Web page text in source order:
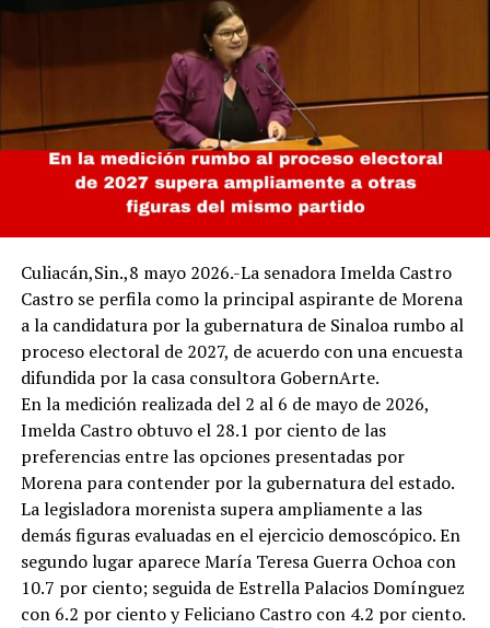
Culiacán,Sin.,8 mayo 2026.-La senadora Imelda Castro
Castro se perfila como la principal aspirante de Morena
a la candidatura por la gubernatura de Sinaloa rumbo al
proceso electoral de 2027, de acuerdo con una encuesta
difundida por la casa consultora GobernArte.
En la medición realizada del 2 al 6 de mayo de 2026,
Imelda Castro obtuvo el 28.1 por ciento de las
preferencias entre las opciones presentadas por
Morena para contender por la gubernatura del estado.
La legisladora morenista supera ampliamente a las
demás figuras evaluadas en el ejercicio demoscópico. En
segundo lugar aparece María Teresa Guerra Ochoa con
10.7 por ciento; seguida de Estrella Palacios Domínguez
con 6.2 por ciento y Feliciano Castro con 4.2 por ciento.